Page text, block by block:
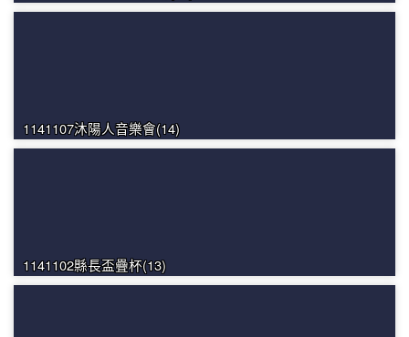
1141107沐陽人音樂會(14)
1141102縣長盃疊杯(13)